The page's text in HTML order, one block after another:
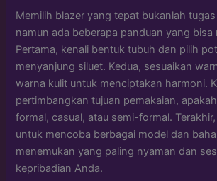
Memilih blazer yang tepat bukanlah
namun ada beberapa panduan yang bisa
Pertama, kenali bentuk tubuh dan pilih
menyanjung siluet. Kedua, sesuaikan
warna kulit untuk menciptakan harmoni.
pertimbangkan tujuan pemakaian,
formal, casual, atau semi-formal.
untuk mencoba berbagai model dan
menemukan yang paling nyaman dan
kepribadian Anda.